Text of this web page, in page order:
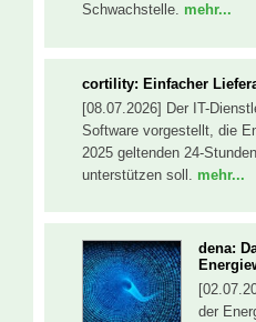
Schwachstelle. mehr...
cortility: Einfacher
[08.07.2026] Der IT-
Software vorgestellt, die
2025 geltenden 24-
unterstützen soll. mehr...
dena:
der